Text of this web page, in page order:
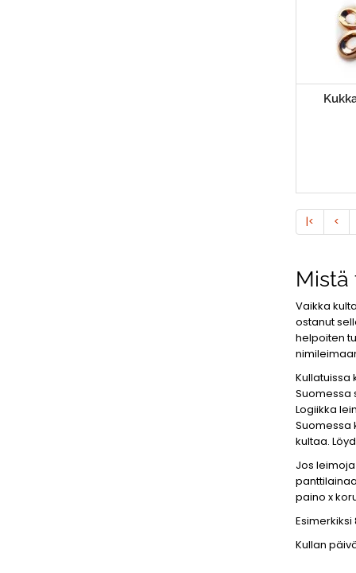
|< <
Mistä
Vaikka
ostanut
helpoiten
Kullatuissa
Suomessa
Logiikka
Suomessa
kultaa.
Jos
paino x
Esimerkiksi
Kullan